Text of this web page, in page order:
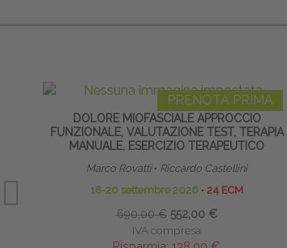
PRENOTA PRIMA
DOLORE MIOFASCIALE APPROCCIO
FUNZIONALE, VALUTAZIONE TEST, TERAPIA
MANUALE, ESERCIZIO TERAPEUTICO
Marco Rovatti ∙ Riccardo Castellini
18-20 settembre 2026 ∙ 24 ECM
690,00 € 552,00 €
IVA compresa